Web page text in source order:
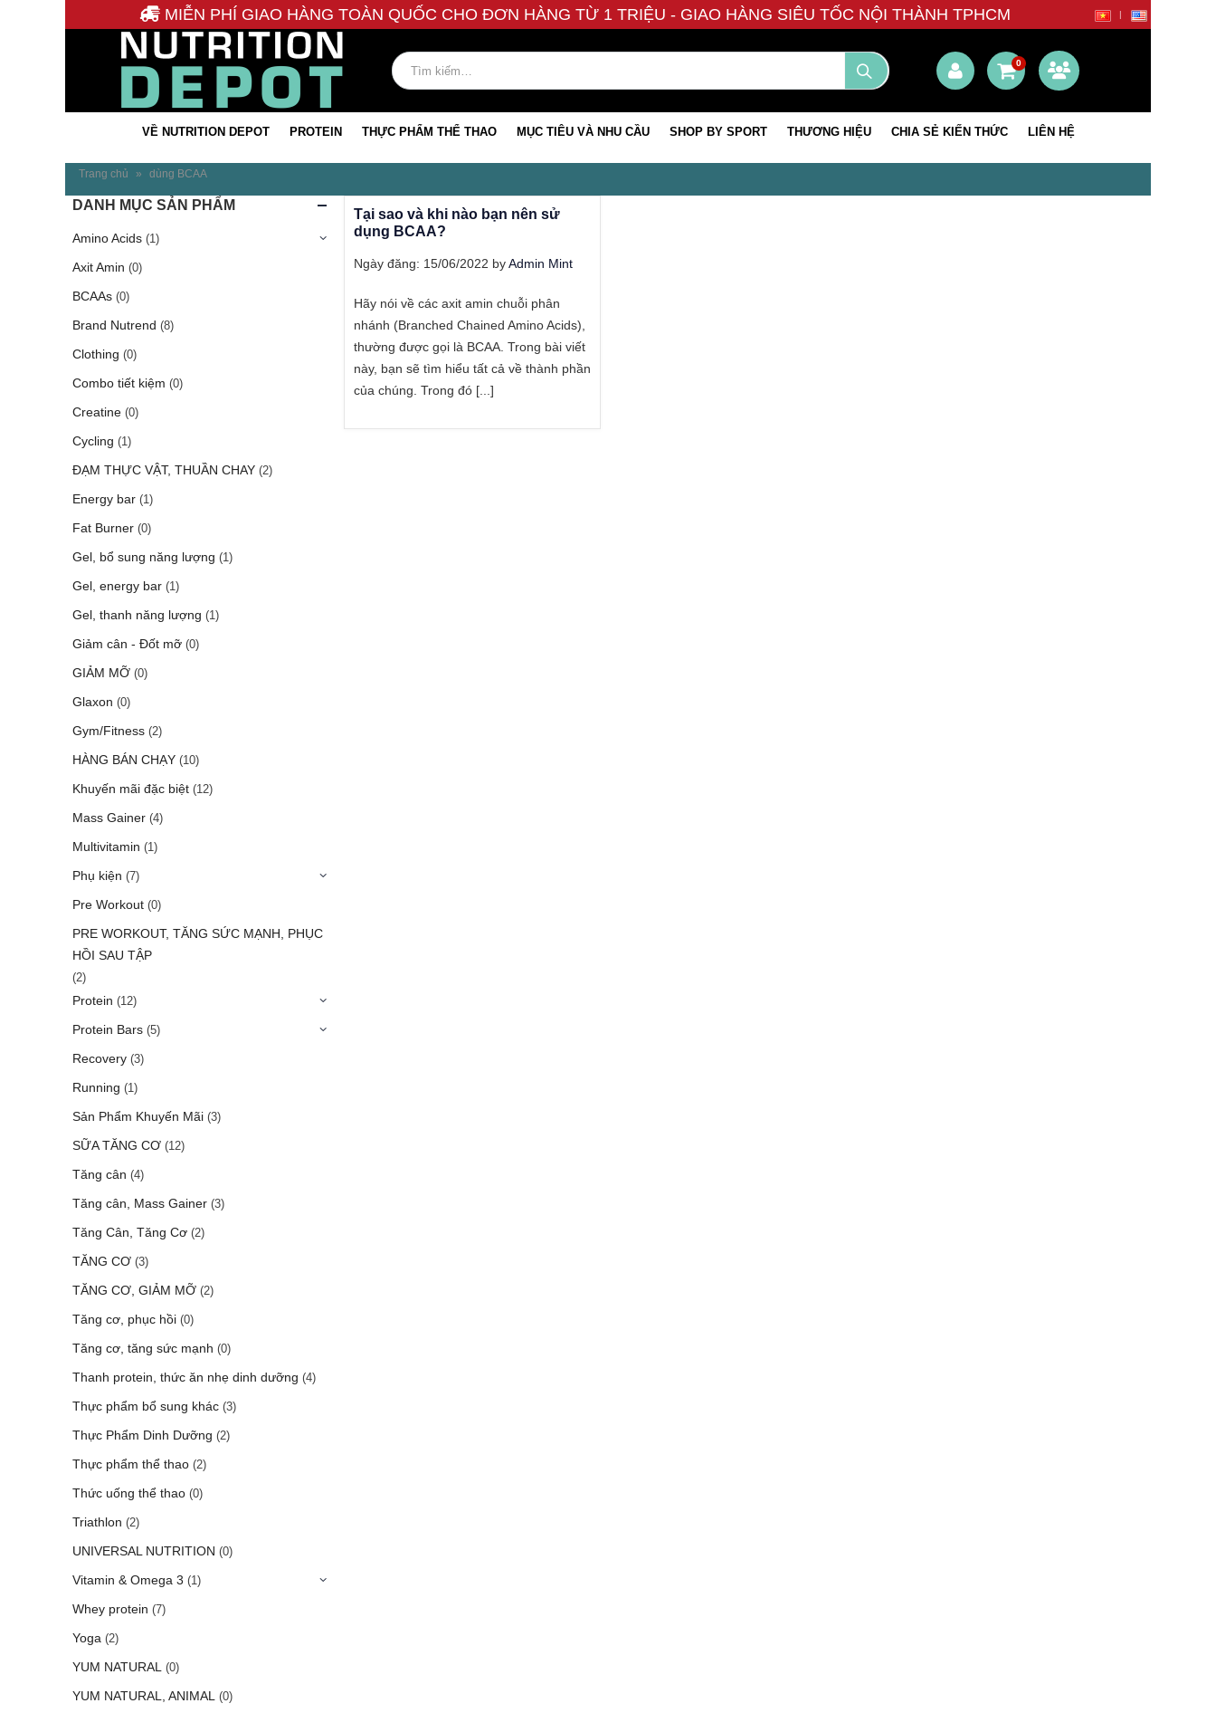
MIỄN PHÍ GIAO HÀNG TOÀN QUỐC CHO ĐƠN HÀNG TỪ 1 TRIỆU - GIAO HÀNG SIÊU TỐC NỘI THÀNH TPHCM
0
VỀ NUTRITION DEPOT PROTEIN THỰC PHẨM THỂ THAO MỤC TIÊU VÀ NHU CẦU SHOP BY SPORT THƯƠNG HIỆU CHIA SẺ KIẾN THỨC LIÊN HỆ
Trang chủ » dùng BCAA
Tại sao và khi nào bạn nên sử
dụng BCAA?
Ngày đăng: 15/06/2022 byAdmin Mint
Hãy nói về các axit amin chuỗi phân
nhánh (Branched Chained Amino Acids),
thường được gọi là BCAA. Trong bài viết
này, bạn sẽ tìm hiểu tất cả về thành phần
của chúng. Trong đó [...]
DANH MỤC SẢN PHẨM
Amino Acids (1)
Axit Amin (0)
BCAAs (0)
Brand Nutrend (8)
Clothing (0)
Combo tiết kiệm (0)
Creatine (0)
Cycling (1)
ĐẠM THỰC VẬT, THUẦN CHAY (2)
Energy bar (1)
Fat Burner (0)
Gel, bổ sung năng lượng (1)
Gel, energy bar (1)
Gel, thanh năng lượng (1)
Giảm cân - Đốt mỡ (0)
GIẢM MỠ (0)
Glaxon (0)
Gym/Fitness (2)
HÀNG BÁN CHẠY (10)
Khuyến mãi đặc biệt (12)
Mass Gainer (4)
Multivitamin (1)
Phụ kiện (7)
Pre Workout (0)
PRE WORKOUT, TĂNG SỨC MẠNH, PHỤC
HỒI SAU TẬP
(2)
Protein (12)
Protein Bars (5)
Recovery (3)
Running (1)
Sản Phẩm Khuyến Mãi (3)
SỮA TĂNG CƠ (12)
Tăng cân (4)
Tăng cân, Mass Gainer (3)
Tăng Cân, Tăng Cơ (2)
TĂNG CƠ (3)
TĂNG CƠ, GIẢM MỠ (2)
Tăng cơ, phục hồi (0)
Tăng cơ, tăng sức mạnh (0)
Thanh protein, thức ăn nhẹ dinh dưỡng (4)
Thực phẩm bổ sung khác (3)
Thực Phẩm Dinh Dưỡng (2)
Thực phẩm thể thao (2)
Thức uống thể thao (0)
Triathlon (2)
UNIVERSAL NUTRITION (0)
Vitamin & Omega 3 (1)
Whey protein (7)
Yoga (2)
YUM NATURAL (0)
YUM NATURAL, ANIMAL (0)